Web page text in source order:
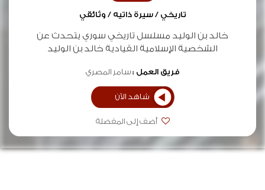
تاريخي / سيرة ذاتيه / وثائقي
خالد بن الوليد مسلسل تاريخي سوري يتحدث عن
الشخصية الإسلامية القيادية خالد بن الوليد
فريق العمل :سامر المصري
شاهد الآن
أضف إلى المفضلة